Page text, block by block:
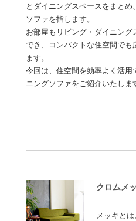
とダイニングスペースをまと
ソファを指します。
お部屋もリビング・ダイニン
でき、コンパクトな住空間でも
ます。
今回は、住空間を効率よく活用
ニングソファをご紹介いたし
クロムメ
メッキと